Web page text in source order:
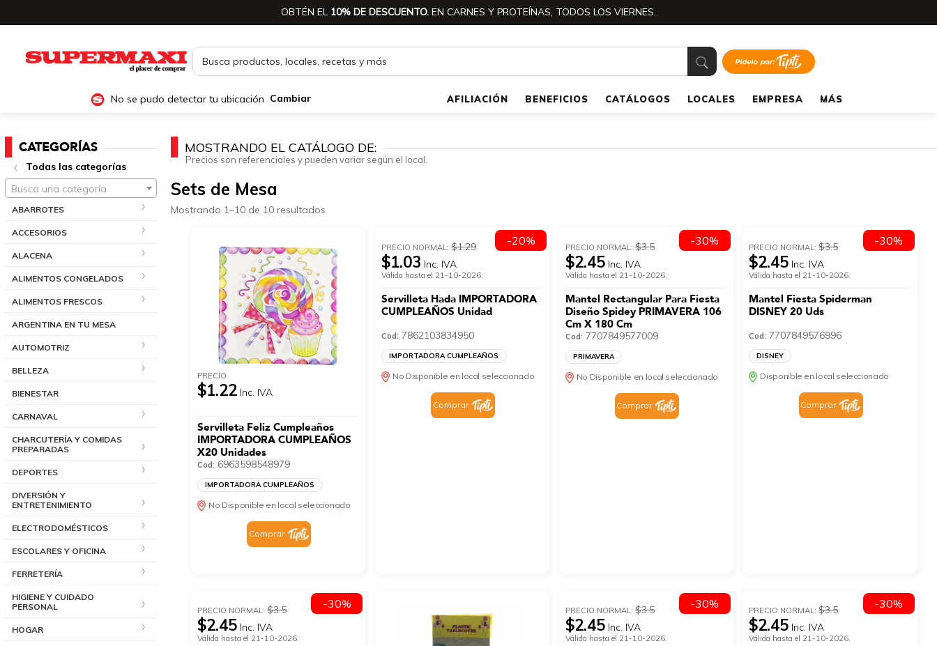
OBTÉN EL 10% DE DESCUENTO. EN CARNES Y PROTEÍNAS, TODOS LOS VIERNES.
No se pudo detectar tu ubicación Cambiar AFILIACIÓN BENEFICIOS CATÁLOGOS LOCALES EMPRESA MÁS
CATEGORÍAS
Todas las categorías
Busca una categoría
ABARROTES
ACCESORIOS
ALACENA
ALIMENTOS CONGELADOS
ALIMENTOS FRESCOS
ARGENTINA EN TU MESA
AUTOMOTRIZ
BELLEZA
BIENESTAR
CARNAVAL
CHARCUTERÍA Y COMIDAS
PREPARADAS
DEPORTES
DIVERSIÓN Y
ENTRETENIMIENTO
ELECTRODOMÉSTICOS
ESCOLARES Y OFICINA
FERRETERÍA
HIGIENE Y CUIDADO
PERSONAL
HOGAR
MOSTRANDO EL CATÁLOGO DE:
Precios son referenciales y pueden variar según el local.
Sets de Mesa
Mostrando 1–10 de 10 resultados
PRECIO
$1.22 Inc. IVA
Servilleta Feliz Cumpleaños
IMPORTADORA CUMPLEAÑOS
X20 Unidades
Cod: 6963598548979
IMPORTADORA CUMPLEAÑOS
No Disponible en local seleccionado
Comprar
PRECIO NORMAL: $1.29
$1.03 Inc. IVA
Válida hasta el 21-10-2026.
Servilleta Hada IMPORTADORA
CUMPLEAÑOS Unidad
Cod: 7862103834950
IMPORTADORA CUMPLEAÑOS
No Disponible en local seleccionado
Comprar
-20% PRECIO NORMAL:$3.5
$2.45 Inc. IVA
Válida hasta el 21-10-2026.
Mantel Rectangular Para Fiesta
Diseño Spidey PRIMAVERA 106
Cm X 180 Cm
Cod: 7707849577009
PRIMAVERA
No Disponible en local seleccionado
Comprar
-30% PRECIO NORMAL:$3.5
$2.45 Inc. IVA
Válida hasta el 21-10-2026.
Mantel Fiesta Spiderman
DISNEY 20 Uds
Cod: 7707849576996
DISNEY
Disponible en local seleccionado
Comprar
-30%
PRECIO NORMAL:$3.5
$2.45 Inc. IVA
Válida hasta el 21-10-2026.
-30% PRECIO NORMAL:$3.5
$2.45 Inc. IVA
Válida hasta el 21-10-2026.
-30% PRECIO NORMAL:$3.5
$2.45 Inc. IVA
Válida hasta el 21-10-2026.
-30%